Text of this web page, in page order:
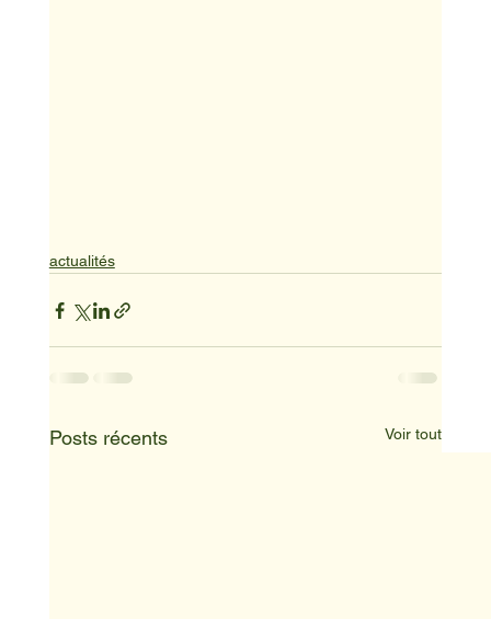
actualités
Posts récents Voir tout